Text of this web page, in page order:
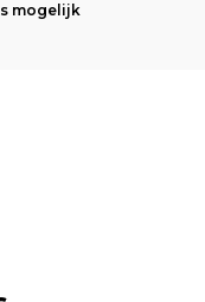
mogelijk